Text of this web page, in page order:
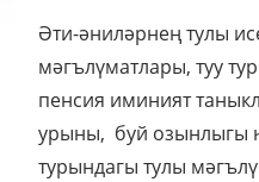
Әти-әниләрнең тулы
мәгълүматлары, туу
пенсия иминият
урыны, буй озынлыгы
турындагы тулы